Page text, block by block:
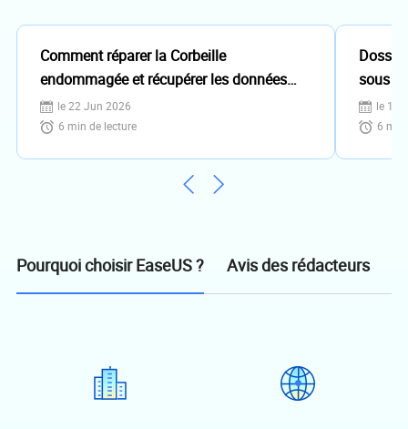
Comment réparer la Corbeille
endommagée et récupérer les données
perdues sous Windows 10?
le 22 Jun 2026
6 min de lecture
sous
le 18
6 min
Pourquoi choisir EaseUS ? Avis des rédacteurs